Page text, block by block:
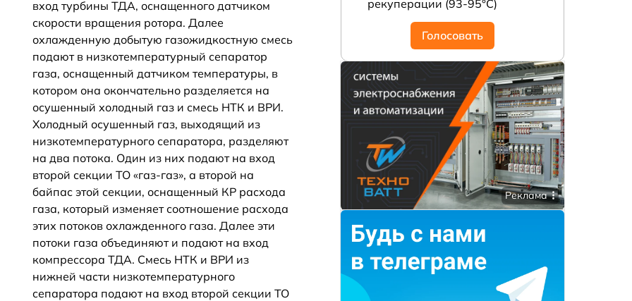
вход турбины ТДА, оснащенного датчиком
скорости вращения ротора. Далее
охлажденную добытую газожидкостную смесь
подают в низкотемпературный сепаратор
газа, оснащенный датчиком температуры, в
котором она окончательно разделяется на
осушенный холодный газ и смесь НТК и ВРИ.
Холодный осушенный газ, выходящий из
низкотемпературного сепаратора, разделяют
на два потока. Один из них подают на вход
второй секции ТО «газ-газ», а второй на
байпас этой секции, оснащенный КР расхода
газа, который изменяет соотношение расхода
этих потоков охлажденного газа. Далее эти
потоки газа объединяют и подают на вход
компрессора ТДА. Смесь НТК и ВРИ из
нижней части низкотемпературного
сепаратора подают на вход второй секции ТО
рекуперации (93-95°С)
Голосовать
Реклама